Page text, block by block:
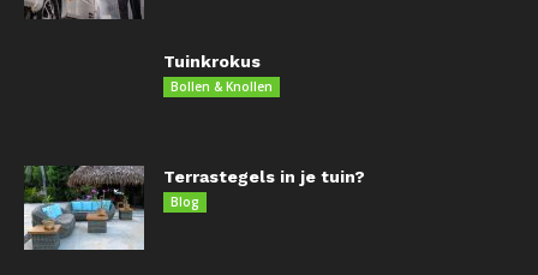
Tuinkrokus
Bollen & Knollen
Terrastegels in je tuin?
Blog